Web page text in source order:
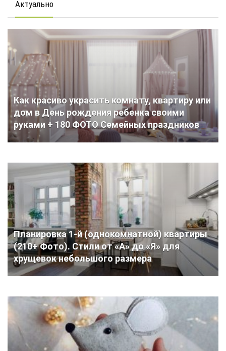
Актуально
Как красиво украсить комнату, квартиру или
дом в День рождения ребенка своими
руками + 180 ФОТО Семейных праздников
Планировка 1-й (однокомнатной) квартиры
(210+ Фото). Стили от «А» до «Я» для
хрущевок небольшого размера